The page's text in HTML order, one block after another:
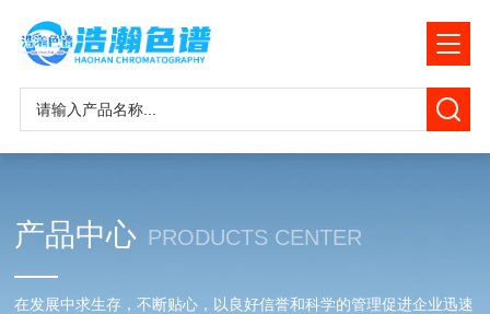
产品中心 PRODUCTS CENTER
在发展中求生存，不断贴心，以良好信誉和科学的管理促进企业迅速